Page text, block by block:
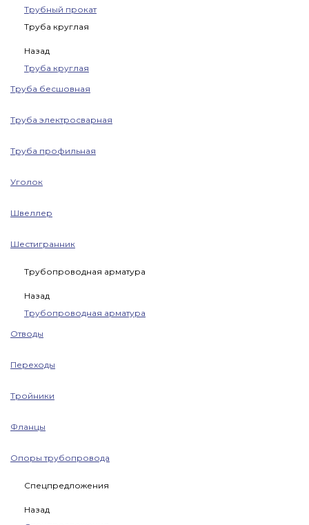
Трубный прокат
Труба круглая
Назад
Труба круглая
Труба бесшовная
Труба электросварная
Труба профильная
Уголок
Швеллер
Шестигранник
Трубопроводная арматура
Назад
Трубопроводная арматура
Отводы
Переходы
Тройники
Фланцы
Опоры трубопровода
Спецпредложения
Назад